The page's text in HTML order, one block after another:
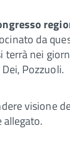
da
terrà nei
Pozzuoli.
visione